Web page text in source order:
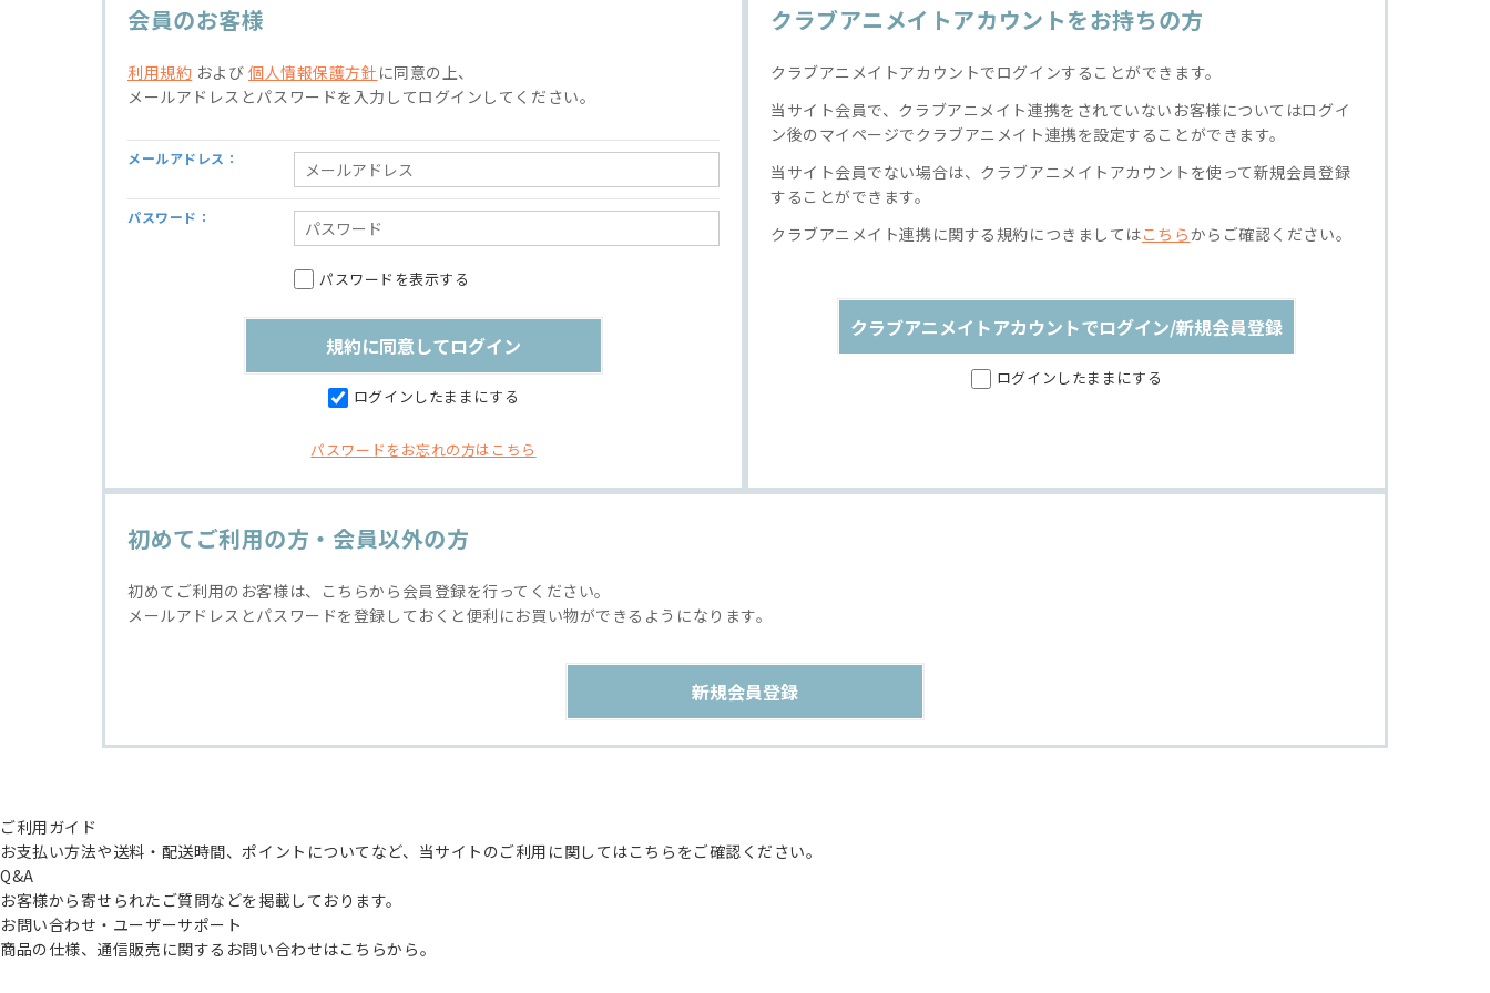
会員のお客様
利用規約 および個人情報保護方針 に同意の上、
メールアドレスとパスワードを入力してログインしてください。
メールアドレス：
パスワード：
パスワードを表示する
ログインしたままにする
パスワードをお忘れの方はこちら
クラブアニメイトアカウントをお持ちの方
クラブアニメイトアカウントでログインすることができます。
当サイト会員で、クラブアニメイト連携をされていないお客様についてはログイ
ン後のマイページでクラブアニメイト連携を設定することができます。
当サイト会員でない場合は、クラブアニメイトアカウントを使って新規会員登録
することができます。
クラブアニメイト連携に関する規約につきましてはこちらからご確認ください。
クラブアニメイトアカウントでログイン/新規会員登録
ログインしたままにする
初めてご利用の方・会員以外の方
初めてご利用のお客様は、こちらから会員登録を行ってください。
メールアドレスとパスワードを登録しておくと便利にお買い物ができるようになります。
ご利用ガイド
お支払い方法や送料・配送時間、ポイントについてなど、当サイトのご利用に関してはこちらをご確認ください。
Q&A
お客様から寄せられたご質問などを掲載しております。
お問い合わせ・ユーザーサポート
商品の仕様、通信販売に関するお問い合わせはこちらから。